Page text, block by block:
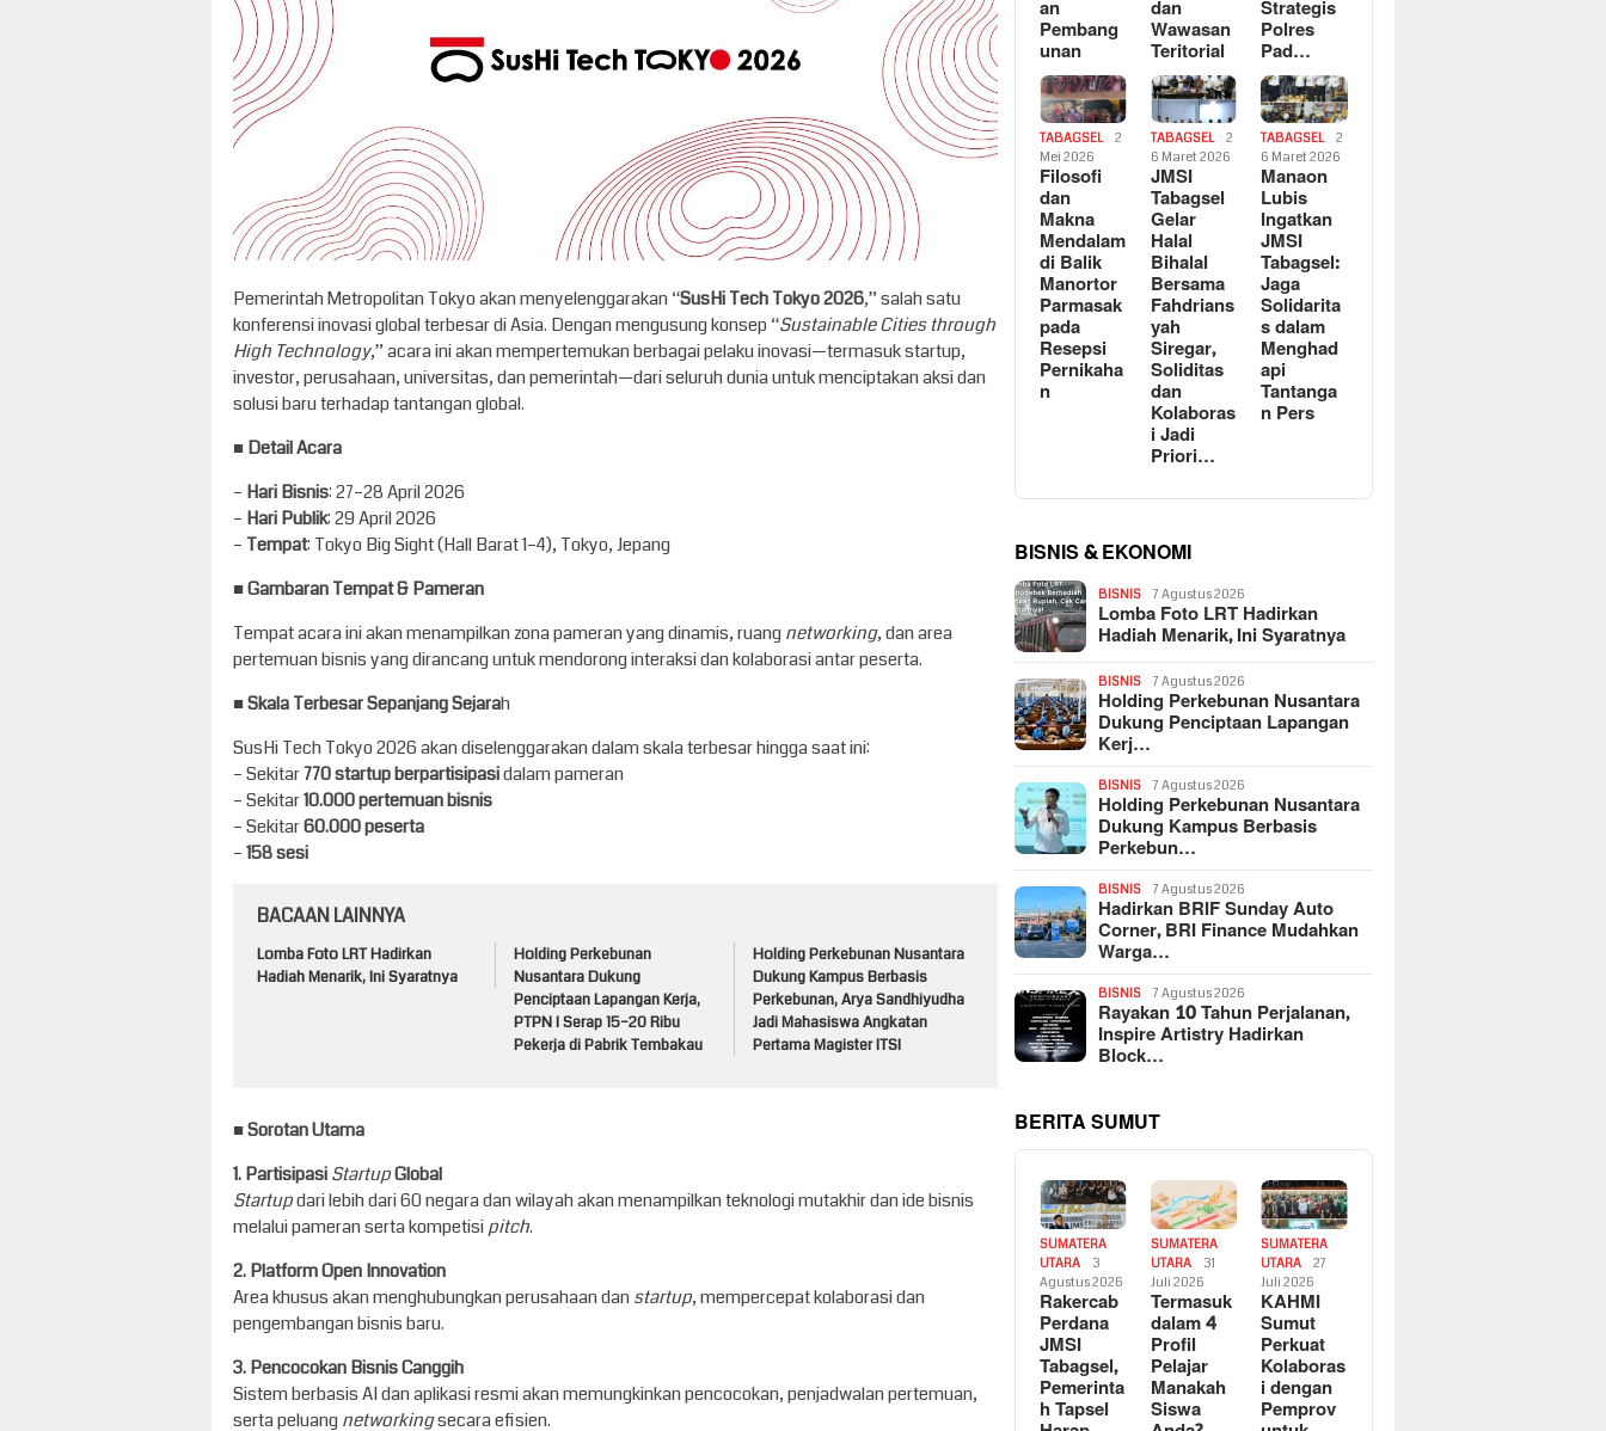
Pemerintah Metropolitan Tokyo akan menyelenggarakan “SusHi Tech Tokyo 2026,” salah satu
konferensi inovasi global terbesar di Asia. Dengan mengusung konsep “Sustainable Cities through
High Technology,” acara ini akan mempertemukan berbagai pelaku inovasi—termasuk startup,
investor, perusahaan, universitas, dan pemerintah—dari seluruh dunia untuk menciptakan aksi dan
solusi baru terhadap tantangan global.
■Detail Acara
– Hari Bisnis: 27–28 April 2026
– Hari Publik: 29 April 2026
– Tempat: Tokyo Big Sight (Hall Barat 1–4), Tokyo, Jepang
■Gambaran Tempat & Pameran
Tempat acara ini akan menampilkan zona pameran yang dinamis, ruangnetworking, dan area
pertemuan bisnis yang dirancang untuk mendorong interaksi dan kolaborasi antar peserta.
■Skala Terbesar Sepanjang Sejarah
SusHi Tech Tokyo 2026 akan diselenggarakan dalam skala terbesar hingga saat ini:
– Sekitar770 startup berpartisipasidalam pameran
– Sekitar10.000 pertemuan bisnis
– Sekitar60.000 peserta
–158 sesi
BACAAN LAINNYA
Lomba Foto LRT Hadirkan
Hadiah Menarik, Ini Syaratnya
Holding Perkebunan
Nusantara Dukung
Penciptaan Lapangan Kerja,
PTPN I Serap 15–20 Ribu
Pekerja di Pabrik Tembakau
Holding Perkebunan Nusantara
Dukung Kampus Berbasis
Perkebunan, Arya Sandhiyudha
Jadi Mahasiswa Angkatan
Pertama Magister ITSI
■Sorotan Utama
1. PartisipasiStartupGlobal
Startupdari lebih dari 60 negara dan wilayah akan menampilkan teknologi mutakhir dan ide bisnis
melalui pameran serta kompetisipitch.
2. Platform Open Innovation
Area khusus akan menghubungkan perusahaan danstartup, mempercepat kolaborasi dan
pengembangan bisnis baru.
3. Pencocokan Bisnis Canggih
Sistem berbasis AI dan aplikasi resmi akan memungkinkan pencocokan, penjadwalan pertemuan,
serta peluangnetworkingsecara efisien.
an
Pembang
unan
dan
Wawasan
Teritorial
Strategis
Polres
Pad…
TABAGSEL
2
Mei 2026
Filosofi
dan
Makna
Mendalam
di Balik
Manortor
Parmasak
pada
Resepsi
Pernikaha
n
TABAGSEL
2
6 Maret 2026
JMSI
Tabagsel
Gelar
Halal
Bihalal
Bersama
Fahdrians
yah
Siregar,
Soliditas
dan
Kolaboras
i Jadi
Priori…
TABAGSEL
2
6 Maret 2026
Manaon
Lubis
Ingatkan
JMSI
Tabagsel:
Jaga
Solidarita
s dalam
Menghad
api
Tantanga
n Pers
BISNIS & EKONOMI
BISNIS 7 Agustus 2026
Lomba Foto LRT Hadirkan
Hadiah Menarik, Ini Syaratnya
BISNIS 7 Agustus 2026
Holding Perkebunan Nusantara
Dukung Penciptaan Lapangan
Kerj…
BISNIS 7 Agustus 2026
Holding Perkebunan Nusantara
Dukung Kampus Berbasis
Perkebun…
BISNIS 7 Agustus 2026
Hadirkan BRIF Sunday Auto
Corner, BRI Finance Mudahkan
Warga…
BISNIS 7 Agustus 2026
Rayakan 10 Tahun Perjalanan,
Inspire Artistry Hadirkan
Block…
BERITA SUMUT
SUMATERA
UTARA
3
Agustus 2026
Rakercab
Perdana
JMSI
Tabagsel,
Pemerinta
h Tapsel
SUMATERA
UTARA
31
Juli 2026
Termasuk
dalam 4
Profil
Pelajar
Manakah
Siswa
SUMATERA
UTARA
27
Juli 2026
KAHMI
Sumut
Perkuat
Kolaboras
i dengan
Pemprov